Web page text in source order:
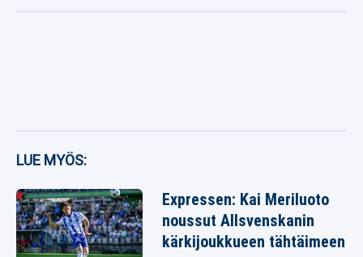
LUE MYÖS:
Expressen: Kai Meriluoto
noussut Allsvenskanin
kärkijoukkueen tähtäimeen